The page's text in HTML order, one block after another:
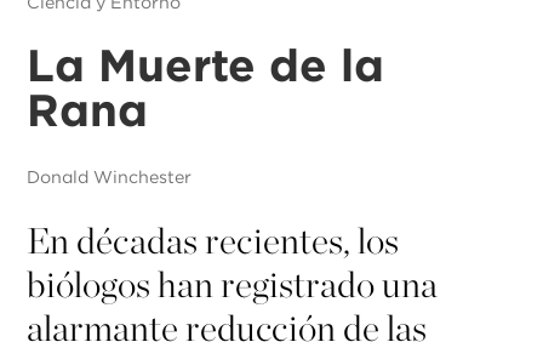
La Muerte de la
Rana
Donald Winchester
En décadas recientes, los
biólogos han registrado una
alarmante reducción de las